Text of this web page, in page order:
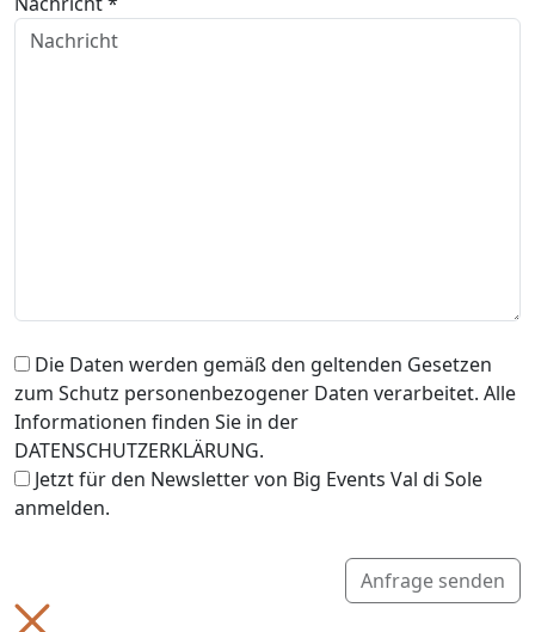
Die Daten werden gemäß den geltenden Gesetzen
zum Schutz personenbezogener Daten verarbeitet. Alle
Informationen finden Sie in der
DATENSCHUTZERKLÄRUNG.
Jetzt für den Newsletter von Big Events Val di Sole
anmelden.
Anfrage senden